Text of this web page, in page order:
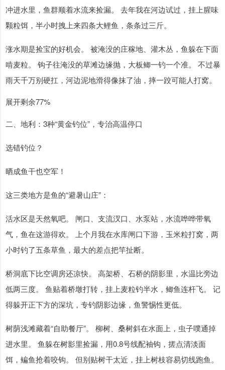
冲进水里，鱼群顺着水流来捡漏。 去年我在河边试过，挂上腥味
颗粒饵，半小时拽上来四条大鲤鱼，条条过三斤。
涨水期是捡宝的好机会。 被淹没的庄稼地、灌木丛，鱼躲在下面
啃麦粒。 钩子往淹没的草滩边缘抛，大板鲫一钓一个准。 不过暴
雨天千万别硬扛，河边泥地滑得像抹了油，摔一跤可能人打窝。
展开剩余77%
二、地利：3种“黄金钓位”，专治高温停口
选错钓位？
晒成鱼干也空军！
这三类地方是鱼的“避暑山庄”：
活水区是天然氧吧。 闸口、支流汊口、水泵站，水流哗哗带氧
气，鱼在这游得欢。 上个月我在水库闸口下游，玉米粒打窝，两
小时钓了五条草鱼，最大的差点把竿扯断。
桥洞底下比空调房还凉快。 高架桥、石桥的阴影里，水温比旁边
低两三度。 鱼贴着桥墩打转，挂上麦粒钓半水，鲫鱼连杆飞。 记
得躲开正下方的深坑，专钓阴影边缘，鱼警惕性更低。
树荫浅滩藏着“自助餐厅”。 柳树、桑树斜在水面上，虫子噗通掉
进水里。 鱼躲在树影里捡漏，用0.8号线配袖钩，搓点清淡面
饵，鳊鱼抢着咬钩。 但别贴树干太近，挂上树枝容易切线跑鱼。